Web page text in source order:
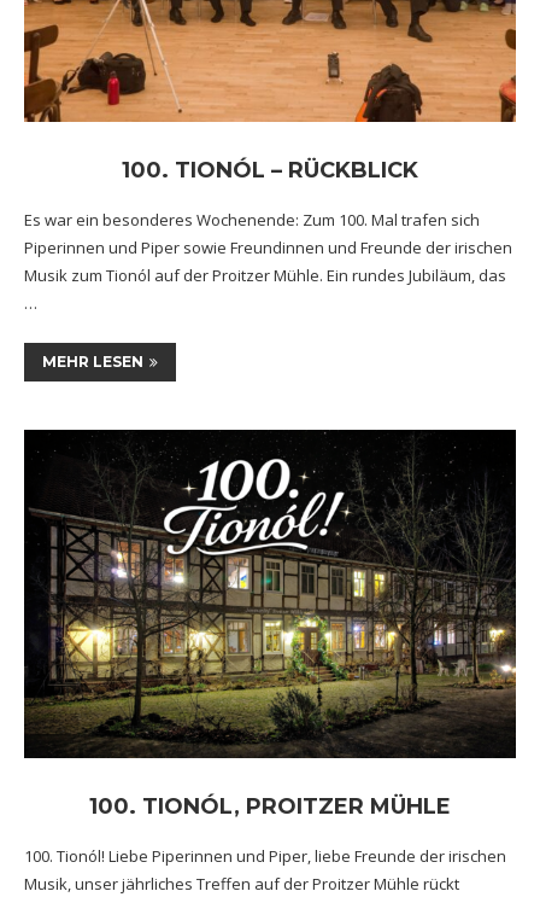
100. TIONÓL – RÜCKBLICK
Es war ein besonderes Wochenende: Zum 100. Mal trafen sich
Piperinnen und Piper sowie Freundinnen und Freunde der irischen
Musik zum Tionól auf der Proitzer Mühle. Ein rundes Jubiläum, das
…
MEHR LESEN
100. TIONÓL, PROITZER MÜHLE
100. Tionól! Liebe Piperinnen und Piper, liebe Freunde der irischen
Musik, unser jährliches Treffen auf der Proitzer Mühle rückt